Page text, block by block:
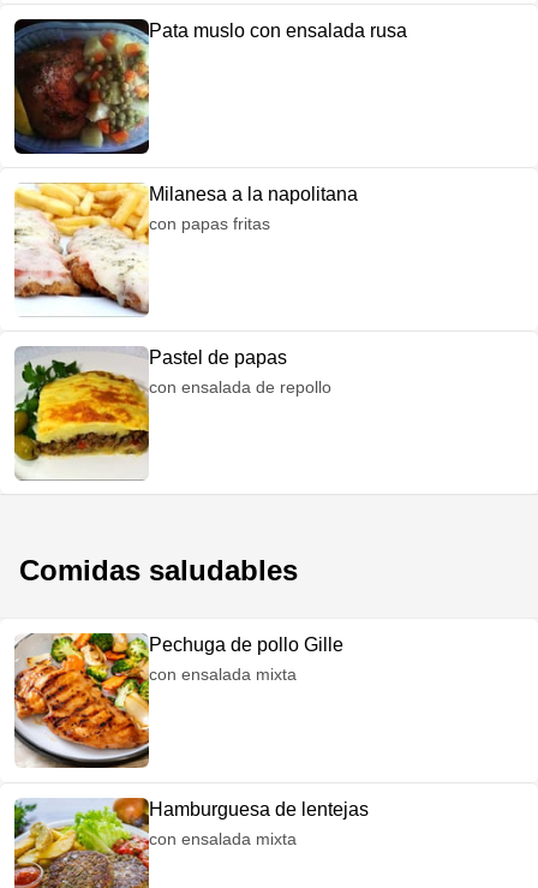
Pata muslo con ensalada rusa
Milanesa a la napolitana
con papas fritas
Pastel de papas
con ensalada de repollo
Comidas saludables
Pechuga de pollo Gille
con ensalada mixta
Hamburguesa de lentejas
con ensalada mixta